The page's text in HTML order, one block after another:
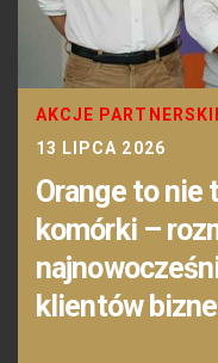
AKCJE
13 LIPCA 2026
Orange to nie
komórki –
klientów